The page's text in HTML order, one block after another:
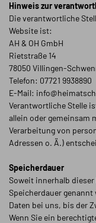
Hinweis zur
Die verantwortliche
Website ist:
AH & OH GmbH
Rietstraße 14
78050 Villingen-
Telefon: 07721 9938890
E-Mail:
Verantwortliche Stelle
allein oder gemeinsam
Verarbeitung von
Adressen o. Ä.)
Speicherdauer
Soweit innerhalb
Speicherdauer
Daten bei uns, bis der
Wenn Sie ein